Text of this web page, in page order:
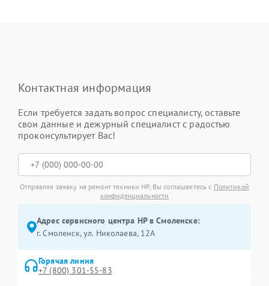
Контактная информация
Если требуется задать вопрос специалисту, оставьте
свои данные и дежурный специалист с радостью
проконсультирует Вас!
Отправляя заявку на ремонт техники HP, Вы соглашаетесь с Политикой
конфиденциальности
Адрес сервисного центра HP в Смоленске:
г. Смоленск, ул. Николаева, 12А
Горячая линия
+7 (800) 301-55-83